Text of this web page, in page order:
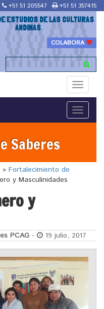
+51 51 205547 +51 51 357415
ESTUDIOS DE LAS CULTURAS
ANDINAS
COLABORA
Toggle
Toggle
Saberes
» Fortalecimiento de
y Masculinidades
y
PCAG - 19 julio, 2017